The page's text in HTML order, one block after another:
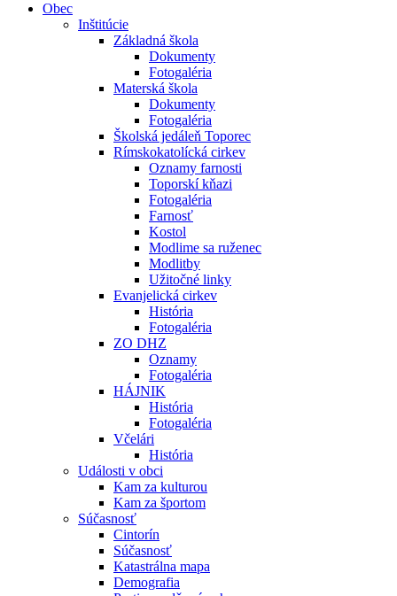
Obec
Inštitúcie
Základná škola
Dokumenty
Fotogaléria
Materská škola
Dokumenty
Fotogaléria
Školská jedáleň Toporec
Rímskokatolícká cirkev
Oznamy farnosti
Toporskí kňazi
Fotogaléria
Farnosť
Kostol
Modlime sa ruženec
Modlitby
Užitočné linky
Evanjelická cirkev
História
Fotogaléria
ZO DHZ
Oznamy
Fotogaléria
HÁJNIK
História
Fotogaléria
Včelári
História
Události v obci
Kam za kulturou
Kam za športom
Súčasnosť
Cintorín
Súčasnosť
Katastrálna mapa
Demografia